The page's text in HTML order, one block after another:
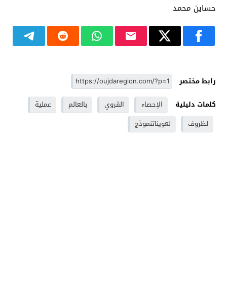
حساين محمد
رابط مختصر
كلمات دليلية
الإحصاء القروي بالعالم
عملية
لظروف
لعويناتنموذج